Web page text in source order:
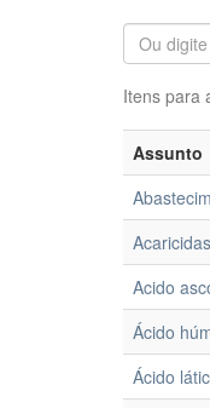
Itens para
Assunto
Acaricidas
Acido
Ácido
Ácido